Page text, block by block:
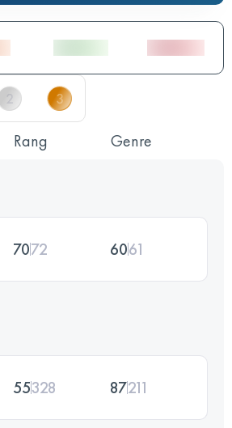
Rang Genre
7072 6061
55328 87211